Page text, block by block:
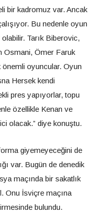
bir kadromuz var. Ancak
Bu nedenle oyun
Tarık Biberovic,
Osmani, Ömer Faruk
oyuncular. Oyun
Hersek kendi
pres yapıyorlar, topu
özellikle Kenan ve
olacak.” diye konuştu.
giyemeyeceğini de
var. Bugün de denedik
maçında bir sakatlık
Onu İsviçre maçına
bulundu.